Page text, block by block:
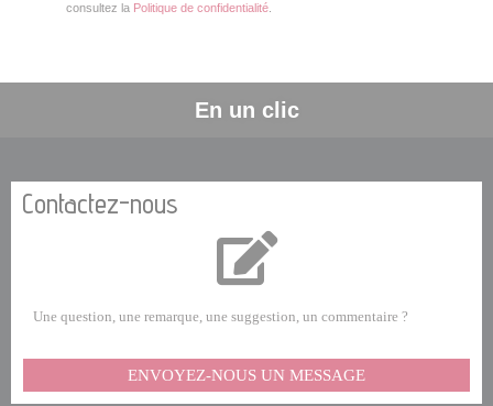
consultez la Politique de confidentialité
En un clic
Contactez-nous
Une question, une remarque, une suggestion, un commentaire ?
ENVOYEZ-NOUS UN MESSAGE